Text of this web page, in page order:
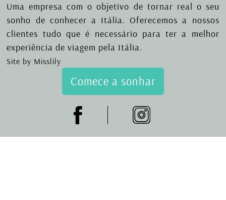
Uma empresa com o objetivo de tornar real o seu
sonho de conhecer a Itália. Oferecemos a nossos
clientes tudo que é necessário para ter a melhor
experiência de viagem pela Itália.
Site by Misslily
Comece a sonhar